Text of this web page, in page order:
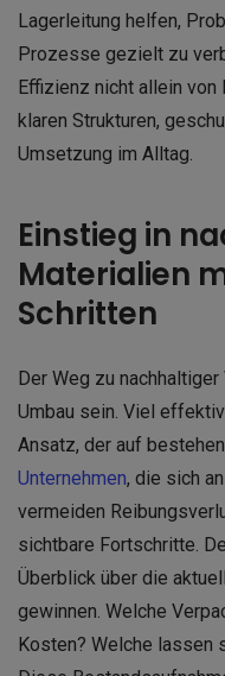
Lagerleitung helfen,
Prozesse gezielt zu
Effizienz nicht allein von
klaren Strukturen,
Umsetzung im Alltag.
Einstieg in
Materialien
Schritten
Der Weg zu
Umbau sein. Viel
Ansatz, der auf
Unternehmen, die sich
vermeiden
sichtbare Fortschritte.
Überblick über die
gewinnen. Welche
Kosten? Welche lassen